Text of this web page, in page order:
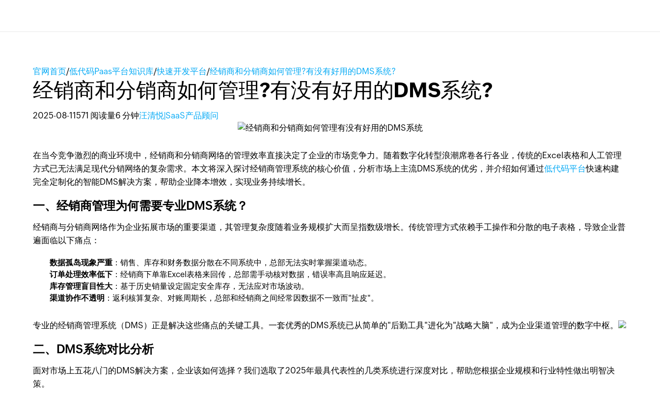
官网首页/低代码Paas平台知识库/快速开发平台/经销商和分销商如何管理?有没有好用的DMS系统?
经销商和分销商如何管理?有没有好用的DMS系统?
2025-08-11 571 阅读量6 分钟汪清悦|SaaS产品顾问
在当今竞争激烈的商业环境中，经销商和分销商网络的管理效率直接决定了企业的市场竞争力。随着数字化转型浪潮席卷各行各业，传统的Excel表格和人工管理
方式已无法满足现代分销网络的复杂需求。本文将深入探讨经销商管理系统的核心价值，分析市场上主流DMS系统的优劣，并介绍如何通过低代码平台快速构建
完全定制化的智能DMS解决方案，帮助企业降本增效，实现业务持续增长。
一、经销商管理为何需要专业DMS系统？
经销商与分销商网络作为企业拓展市场的重要渠道，其管理复杂度随着业务规模扩大而呈指数级增长。传统管理方式依赖手工操作和分散的电子表格，导致企业普
遍面临以下痛点：
数据孤岛现象严重 ：销售、库存和财务数据分散在不同系统中，总部无法实时掌握渠道动态。
订单处理效率低下 ：经销商下单靠Excel表格来回传，总部需手动核对数据，错误率高且响应延迟。
库存管理盲目性大 ：基于历史销量设定固定安全库存，无法应对市场波动。
渠道协作不透明 ：返利核算复杂、对账周期长，总部和经销商之间经常因数据不一致而"扯皮"。
专业的经销商管理系统（DMS）正是解决这些痛点的关键工具。一套优秀的DMS系统已从简单的"后勤工具"进化为"战略大脑"，成为企业渠道管理的数字中枢。
二、DMS系统对比分析
面对市场上五花八门的DMS解决方案，企业该如何选择？我们选取了2025年最具代表性的几类系统进行深度对比，帮助您根据企业规模和行业特性做出明智决
策。